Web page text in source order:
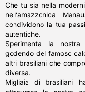
Che tu sia nella
nell'amazzonica
condividono la tua
autentiche.
Sperimenta la nostra
godendo del famoso
altri brasiliani che
diversa.
Migliaia di brasiliani